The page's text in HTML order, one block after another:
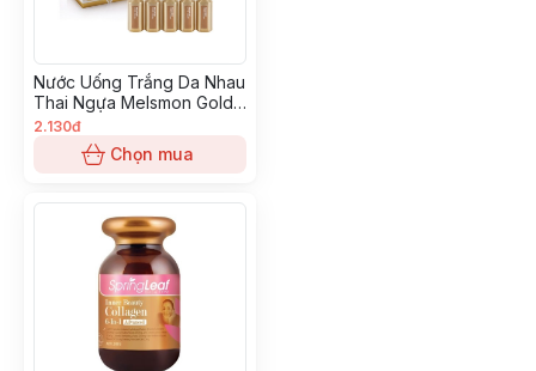
Nước Uống Trắng Da Nhau
Thai Ngựa Melsmon Gold
Liquid
2.130đ
Chọn mua